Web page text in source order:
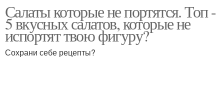
Салат с орехами Салат с редькой
Салаты которые не портятся. Топ -
5 вкусных салатов, которые не
испортят твою фигуру?
Сохрани себе рецепты?